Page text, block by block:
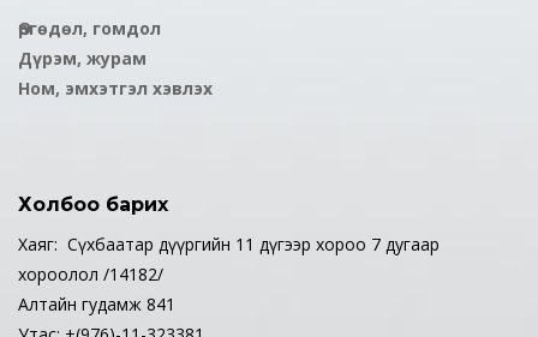
Өргөдөл, гомдол
Дүрэм, журам
Ном, эмхэтгэл хэвлэх
Холбоо барих
Хаяг: Сүхбаатар дүүргийн 11 дүгээр хороо 7 дугаар
хороолол /14182/
Алтайн гудамж 841